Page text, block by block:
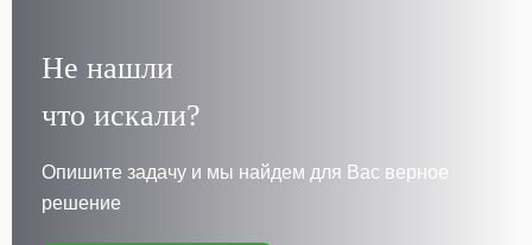
Не нашли
что искали?
Опишите задачу и мы найдем для Вас верное
решение